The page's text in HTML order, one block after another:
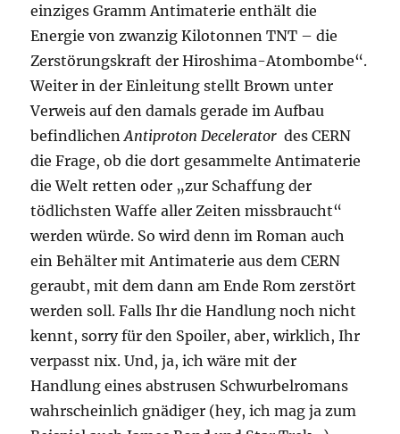
einziges Gramm Antimaterie enthält die
Energie von zwanzig Kilotonnen TNT – die
Zerstörungskraft der Hiroshima-Atombombe“.
Weiter in der Einleitung stellt Brown unter
Verweis auf den damals gerade im Aufbau
befindlichenAntiproton Decelerator des CERN
die Frage, ob die dort gesammelte Antimaterie
die Welt retten oder „zur Schaffung der
tödlichsten Waffe aller Zeiten missbraucht“
werden würde. So wird denn im Roman auch
ein Behälter mit Antimaterie aus dem CERN
geraubt, mit dem dann am Ende Rom zerstört
werden soll. Falls Ihr die Handlung noch nicht
kennt, sorry für den Spoiler, aber, wirklich, Ihr
verpasst nix. Und, ja, ich wäre mit der
Handlung eines abstrusen Schwurbelromans
wahrscheinlich gnädiger (hey, ich mag ja zum